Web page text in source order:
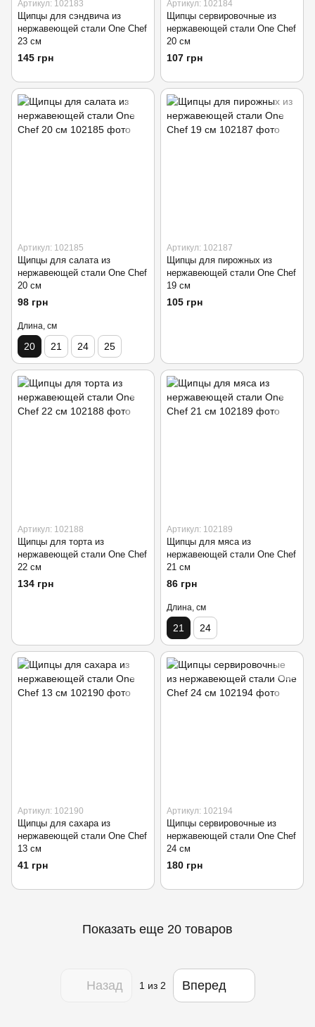
Артикул: 102183
Щипцы для сэндвича из
нержавеющей стали One Chef
23 см
145 грн
Артикул: 102184
Щипцы сервировочные из
нержавеющей стали One Chef
20 см
107 грн
Артикул: 102185
Щипцы для салата из
нержавеющей стали One Chef
20 см
98 грн
Длина, см
20 21 24 25
Артикул: 102187
Щипцы для пирожных из
нержавеющей стали One Chef
19 см
105 грн
Артикул: 102188
Щипцы для торта из
нержавеющей стали One Chef
22 см
134 грн
Артикул: 102189
Щипцы для мяса из
нержавеющей стали One Chef
21 см
86 грн
Длина, см
21 24
Артикул: 102190
Щипцы для сахара из
нержавеющей стали One Chef
13 см
41 грн
Артикул: 102194
Щипцы сервировочные из
нержавеющей стали One Chef
24 см
180 грн
Показать еще 20 товаров
Назад 1 из 2 Вперед